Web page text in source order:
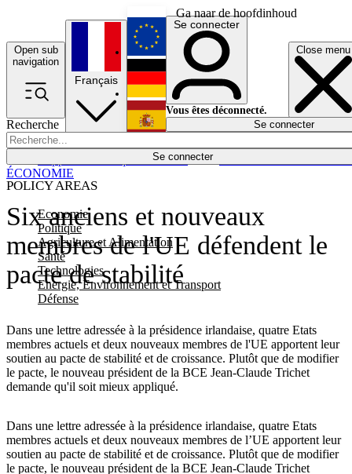
Ga naar de hoofdinhoud
Open sub
navigation
Close menu
Recherche
Se connecter
POLICY AREAS
Economie
Politique
Agriculture et Alimentation
Santé
Technologies
Energie, Environnement et Transport
Défense
Économie
Français
English
Deutsch
Español
Se connecter
Vous êtes déconnecté.
Se connecter
Six anciens et nouveaux
membres de l'UE défendent le
pacte de stabilité
Dans une lettre adressée à la présidence irlandaise, quatre Etats
membres actuels et deux nouveaux membres de l'UE apportent leur
soutien au pacte de stabilité et de croissance. Plutôt que de modifier
le pacte, le nouveau président de la BCE Jean-Claude Trichet
demande qu'il soit mieux appliqué.
ÉCONOMIE
Dans une lettre adressée à la présidence irlandaise, quatre Etats
membres actuels et deux nouveaux membres de l’UE apportent leur
soutien au pacte de stabilité et de croissance. Plutôt que de modifier
le pacte, le nouveau président de la BCE Jean-Claude Trichet